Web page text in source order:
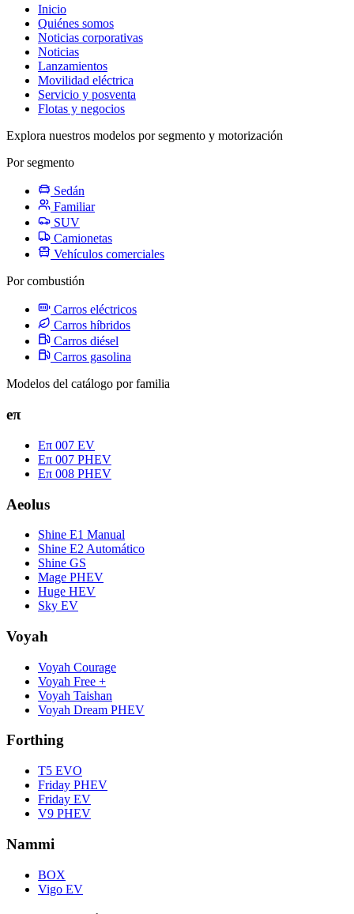
Inicio
Quiénes somos
Noticias corporativas
Noticias
Lanzamientos
Movilidad eléctrica
Servicio y posventa
Flotas y negocios
Explora nuestros modelos por segmento y motorización
Por segmento
Sedán
Familiar
SUV
Camionetas
Vehículos comerciales
Por combustión
Carros eléctricos
Carros híbridos
Carros diésel
Carros gasolina
Modelos del catálogo por familia
eπ
Eπ 007 EV
Eπ 007 PHEV
Eπ 008 PHEV
Aeolus
Shine E1 Manual
Shine E2 Automático
Shine GS
Mage PHEV
Huge HEV
Sky EV
Voyah
Voyah Courage
Voyah Free +
Voyah Taishan
Voyah Dream PHEV
Forthing
T5 EVO
Friday PHEV
Friday EV
V9 PHEV
Nammi
BOX
Vigo EV